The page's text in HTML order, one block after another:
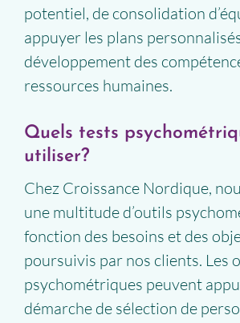
potentiel, de consolidation
appuyer les plans
développement des
ressources humaines.
Quels tests
utiliser?
Chez Croissance Nordique,
une multitude d’outils
fonction des besoins et des
poursuivis par nos clients. Les
psychométriques peuvent
démarche de sélection de